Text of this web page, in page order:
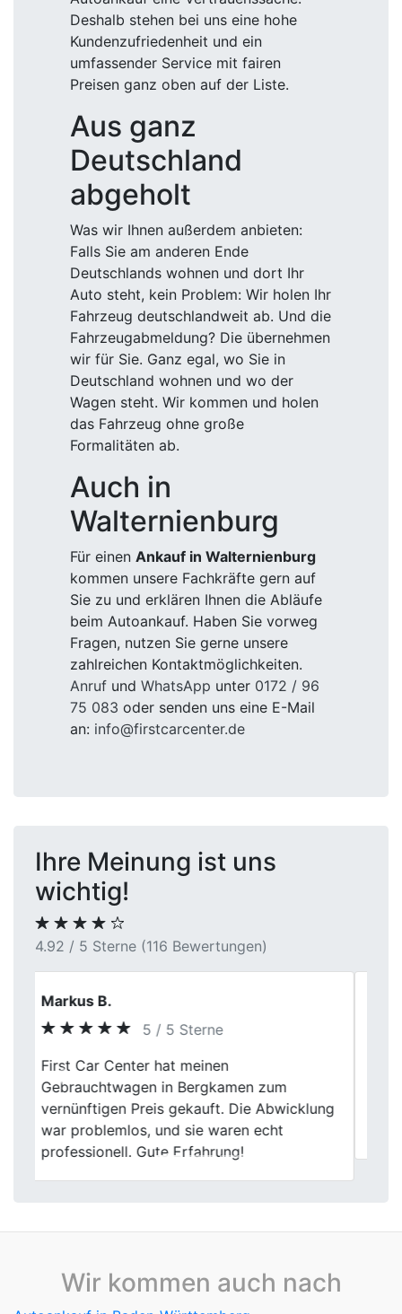
Deshalb stehen bei uns eine hohe
Kundenzufriedenheit und ein
umfassender Service mit fairen
Preisen ganz oben auf der Liste.
Aus ganz
Deutschland
abgeholt
Was wir Ihnen außerdem anbieten:
Falls Sie am anderen Ende
Deutschlands wohnen und dort Ihr
Auto steht, kein Problem: Wir holen Ihr
Fahrzeug deutschlandweit ab. Und die
Fahrzeugabmeldung? Die übernehmen
wir für Sie. Ganz egal, wo Sie in
Deutschland wohnen und wo der
Wagen steht. Wir kommen und holen
das Fahrzeug ohne große
Formalitäten ab.
Auch in
Walternienburg
Für einen Ankauf in Walternienburg
kommen unsere Fachkräfte gern auf
Sie zu und erklären Ihnen die Abläufe
beim Autoankauf. Haben Sie vorweg
Fragen, nutzen Sie gerne unsere
zahlreichen Kontaktmöglichkeiten.
Anruf und WhatsApp unter 0172 / 96
75 083 oder senden uns eine E-Mail
an: info@firstcarcenter.de
Ihre Meinung ist uns
wichtig!
4.92 / 5 Sterne (116 Bewertungen)
Oliver Kranz
4 / 5 Sterne
Der Autoverkauf verlief insgesamt
zufriedenstellend. Kleinere Wartezeiten vor
Ort minderten den ansonsten positiven
Gesamteindruck geringfügig.
Previous
Autoankauf in Baden-Württemberg